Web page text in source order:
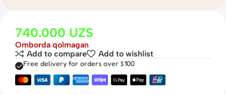
740.000 UZS
Omborda qolmagan
Add to compare
Add to wishlist
Free delivery for orders over $100